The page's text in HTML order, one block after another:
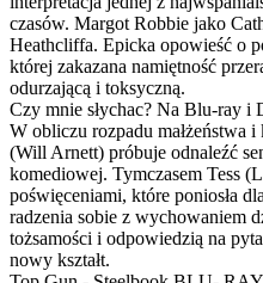
czasów. Margot Robbie jako
Heathcliffa. Epicka opowieść o
której zakazana namiętność
odurzającą i toksyczną.
Czy mnie słychac? Na Blu-ray i
W obliczu rozpadu małżeństwa
(Will Arnett) próbuje odnaleźć
komediowej. Tymczasem Tess
poświęceniami, które poniosła
radzenia sobie z wychowaniem
tożsamości i odpowiedzią na
nowy kształt.